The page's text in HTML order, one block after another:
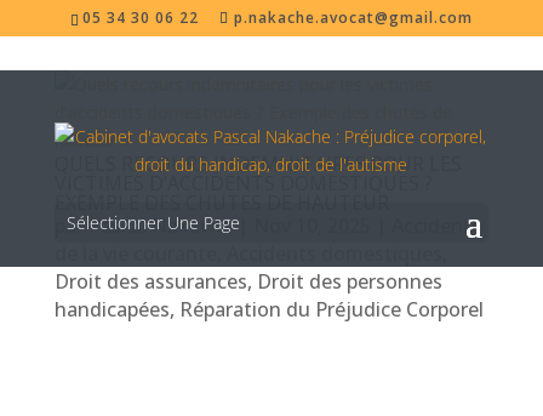
05 34 30 06 22 p.nakache.avocat@gmail.com
Sélectionner Une Page
QUELS RECOURS INDEMNITAIRES POUR LES
VICTIMES D’ACCIDENTS DOMESTIQUES ?
parPascal Nakache|
Accidents
Droit des assurances, Droit des personnes
handicapées, Réparation du Préjudice Corporel